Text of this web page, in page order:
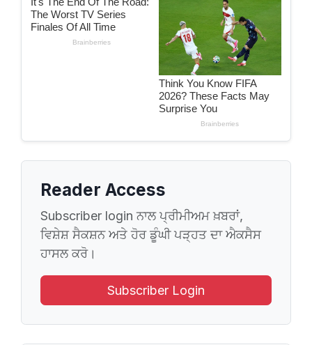
Reader Access
Subscriber login ਨਾਲ ਪ੍ਰੀਮੀਅਮ ਖ਼ਬਰਾਂ,
ਵਿਸ਼ੇਸ਼ ਸੈਕਸ਼ਨ ਅਤੇ ਹੋਰ ਡੂੰਘੀ ਪੜ੍ਹਤ ਦਾ ਐਕਸੈਸ
ਹਾਸਲ ਕਰੋ।
Subscriber Login